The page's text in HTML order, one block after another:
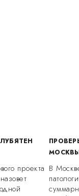
проекта В